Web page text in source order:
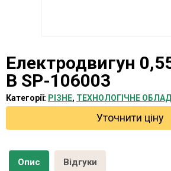
Електродвигун
В SP-106003
Категорії: РІЗНЕ, ТЕХНОЛОГІЧНЕ
Уточнити ціну
Опис Відгуки